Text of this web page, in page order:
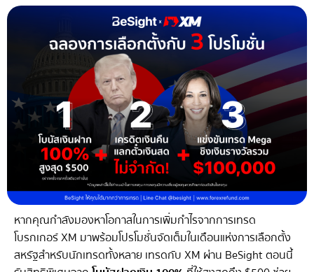
หากคุณกำลังมองหาโอกาสในการเพิ่มกำไรจากการเทรด
โบรกเกอร์ XM มาพร้อมโปรโมชั่นจัดเต็มในเดือนแห่งการเลือกตั้ง
สหรัฐสำหรับนักเทรดทั้งหลาย เทรดกับ XM ผ่าน BeSight ตอนนี้